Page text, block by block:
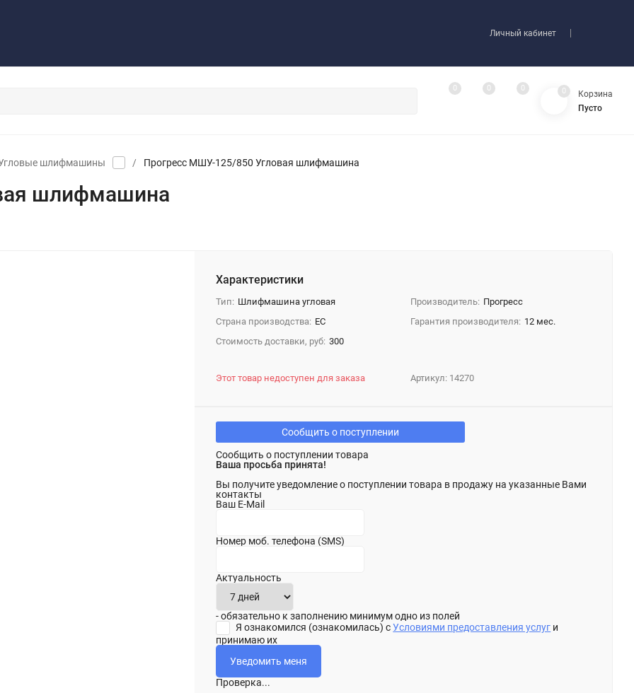
Личный кабинет
0 0 0 0
Корзина
Пусто
шлифмашины / Прогресс МШУ-125/850 Угловая шлифмашина
шлифмашина
Характеристики
Тип: Шлифмашина угловая Производитель: Прогресс
Страна производства: EC Гарантия производителя: 12 мес.
Стоимость доставки, руб: 300
Артикул: 14270
Этот товар недоступен для заказа
Сообщить о поступлении
Сообщить о поступлении товара
Ваша просьба принята!
Вы получите уведомление о поступлении товара в продажу на указанные Вами
контакты
Ваш E-Mail
Номер моб. телефона (SMS)
Актуальность
- обязательно к заполнению минимум одно из полей
Я ознакомился (ознакомилась) сУсловиями предоставления услуг и
принимаю их
Проверка...